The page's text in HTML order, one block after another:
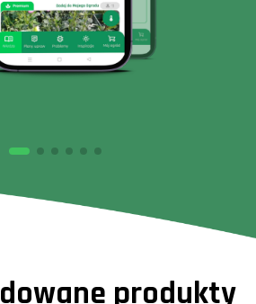
produkty